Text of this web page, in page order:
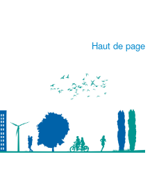
Haut de page